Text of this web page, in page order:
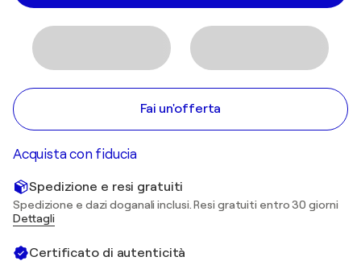
Fai un'offerta
Acquista con fiducia
Spedizione e resi gratuiti
Spedizione e dazi doganali inclusi. Resi gratuiti entro 30 giorni
Dettagli
Certificato di autenticità